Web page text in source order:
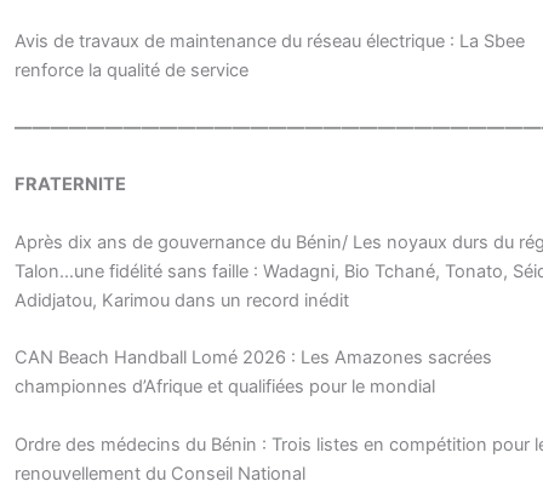
Avis de travaux de maintenance du réseau électrique : La Sbee
renforce la qualité de service
FRATERNITE
Après dix ans de gouvernance du Bénin/ Les noyaux durs du
Talon…une fidélité sans faille : Wadagni, Bio Tchané, Tonato,
Adidjatou, Karimou dans un record inédit
CAN Beach Handball Lomé 2026 : Les Amazones sacrées
championnes d’Afrique et qualifiées pour le mondial
Ordre des médecins du Bénin : Trois listes en compétition pour
renouvellement du Conseil National